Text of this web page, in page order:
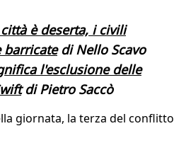
è deserta, i civili
barricatedi Nello Scavo
l'esclusione delle
di Pietro Saccò
giornata, la terza del conflitto